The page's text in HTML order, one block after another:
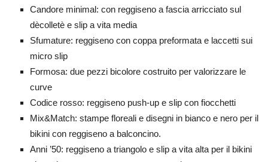
Candore minimal: con reggiseno a fascia arricciato sul
dècolletè e slip a vita media
Sfumature: reggiseno con coppa preformata e laccetti sui
micro slip
Formosa: due pezzi bicolore costruito per valorizzare le
curve
Codice rosso: reggiseno push-up e slip con fiocchetti
Mix&Match: stampe floreali e disegni in bianco e nero per il
bikini con reggiseno a balconcino.
Anni ’50: reggiseno a triangolo e slip a vita alta per il bikini